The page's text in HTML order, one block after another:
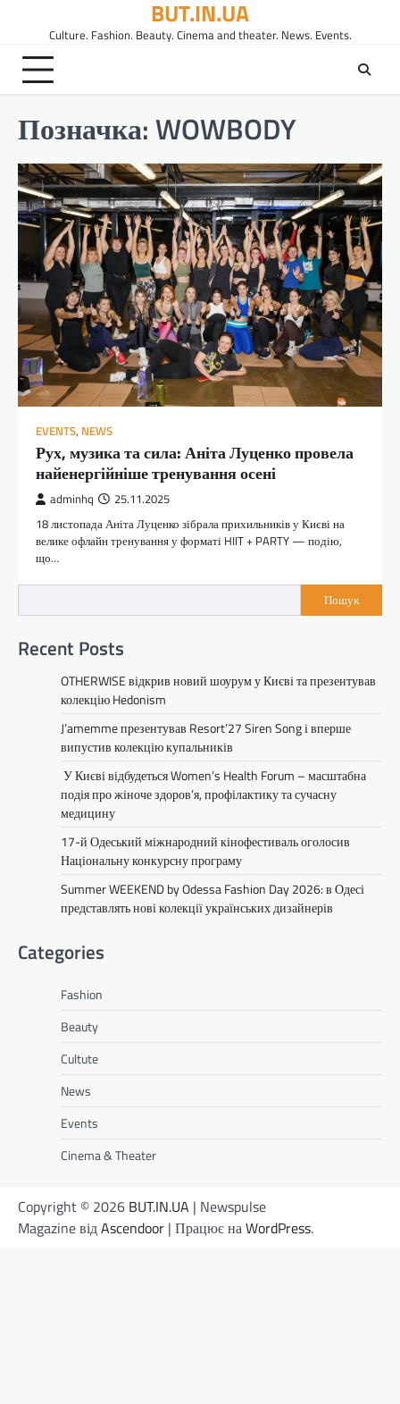
вмісту
BUT.IN.UA
Culture. Fashion. Beauty. Cinema and theater. News. Events.
Позначка:WOWBODY
EVENTS, NEWS
Рух, музика та сила: Аніта Луценко провела
найенергійніше тренування осені
adminhq 25.11.2025
18 листопада Аніта Луценко зібрала прихильників у Києві на
велике офлайн тренування у форматі HIIT + PARTY — подію,
що…
Пошук
Recent Posts
OTHERWISE відкрив новий шоурум у Києві та презентував
колекцію Hedonism
J’amemme презентував Resort’27 Siren Song і вперше
випустив колекцію купальників
У Києві відбудеться Women’s Health Forum – масштабна
подія про жіноче здоров’я, профілактику та сучасну
медицину
17-й Одеський міжнародний кінофестиваль оголосив
Національну конкурсну програму
Summer WEEKEND by Odessa Fashion Day 2026: в Одесі
представлять нові колекції українських дизайнерів
Categories
Fashion
Beauty
Cultute
News
Events
Cinema & Theater
Copyright © 2026 BUT.IN.UA | Newspulse
Magazine відAscendoor | Працює наWordPress.